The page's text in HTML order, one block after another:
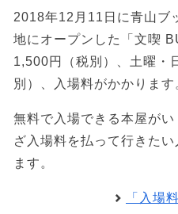
2018年12月11日に青山ブ
地にオープンした「文喫
1,500円（税別）、土曜・
別）、入場料がかかります
無料で入場できる本屋が
ざ入場料を払って行きた
ます。
「入場